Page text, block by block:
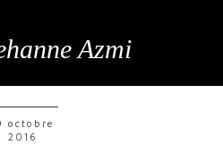
Azmi
octobre
2016